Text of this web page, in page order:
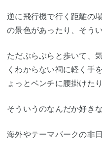
逆に飛行機で行く距離の
の景色があったり、そう
ただぶらぶらと歩いて、
くわからない祠に軽く手
ょっとベンチに腰掛けた
そういうのなんだか好きな
海外やテーマパークの非